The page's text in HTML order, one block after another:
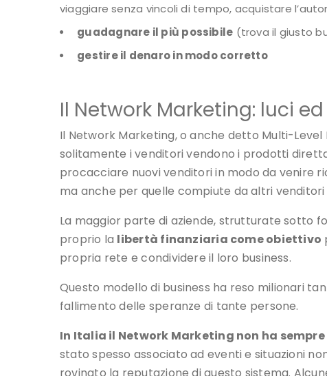
viaggiare senza vincoli di tempo, acquistare
guadagnare il più possibile (trova il giusto
gestire il denaro in modo corretto
Il Network Marketing: luci
Il Network Marketing, o anche detto Multi-
solitamente i venditori vendono i prodotti
procacciare nuovi venditori in modo da venire
ma anche per quelle compiute da altri
La maggior parte di aziende, strutturate sotto
proprio la libertà finanziaria come obiettivo
propria rete e condividere il loro business.
Questo modello di business ha reso milionari
fallimento delle speranze di tante persone.
In Italia il Network Marketing non ha
stato spesso associato ad eventi e situazioni
rovinato la reputazione di questo sistema.